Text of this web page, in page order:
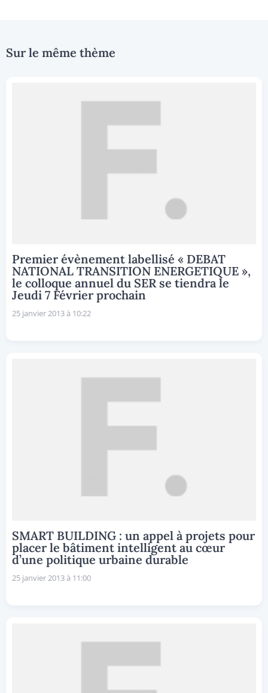
Sur le même thème
Premier évènement labellisé « DEBAT
NATIONAL TRANSITION ENERGETIQUE »,
le colloque annuel du SER se tiendra le
Jeudi 7 Février prochain
25 janvier 2013 à 10:22
SMART BUILDING : un appel à projets pour
placer le bâtiment intelligent au cœur
d’une politique urbaine durable
25 janvier 2013 à 11:00